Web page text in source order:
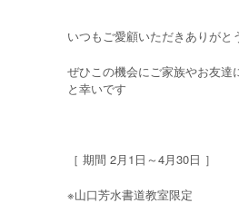
いつもご愛顧いただきありがと
ぜひこの機会にご家族やお友達
と幸いです
［ 期間 2月1日～4月30日 ］
※山口芳水書道教室限定